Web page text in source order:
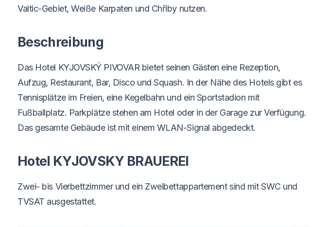
Valtic-Gebiet, Weiße Karpaten und Chřiby nutzen.
Beschreibung
Das Hotel KYJOVSKÝ PIVOVAR bietet seinen Gästen eine Rezeption,
Aufzug, Restaurant, Bar, Disco und Squash. In der Nähe des Hotels gibt es
Tennisplätze im Freien, eine Kegelbahn und ein Sportstadion mit
Fußballplatz. Parkplätze stehen am Hotel oder in der Garage zur Verfügung.
Das gesamte Gebäude ist mit einem WLAN-Signal abgedeckt.
Hotel KYJOVSKY BRAUEREI
Zwei- bis Vierbettzimmer und ein Zweibettappartement sind mit SWC und
TVSAT ausgestattet.